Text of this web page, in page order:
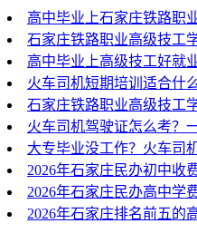
高中毕业上石家庄铁路职
石家庄铁路职业高级技工
高中毕业上高级技工好就
火车司机短期培训适合什
石家庄铁路职业高级技工
火车司机驾驶证怎么考？
大专毕业没工作？火车司
2026年石家庄民办初中收
2026年石家庄民办高中学
2026年石家庄排名前五的